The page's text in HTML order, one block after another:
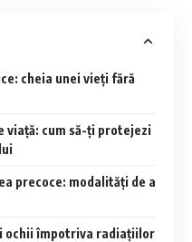
cheia unei vieți fără
viață: cum să-ți protejezi
precoce: modalități de a
ochii împotriva radiațiilor